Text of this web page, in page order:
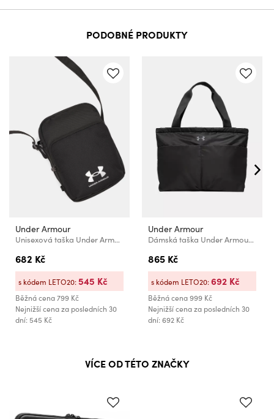
PODOBNÉ PRODUKTY
Under Armour
Unisexová taška Under Armour UA Essential Ripstop XB-BLK
682 Kč
Běžná cena799 Kč
Nejnižší cena za posledních 30
dní: 545 Kč
s kódem LETO20:545 Kč
Under Armour
Dámská taška Under Armour UA Studio Lite Tote
865 Kč
Běžná cena999 Kč
Nejnižší cena za posledních 30
dní: 692 Kč
s kódem LETO20:692 Kč
VÍCE OD TÉTO ZNAČKY